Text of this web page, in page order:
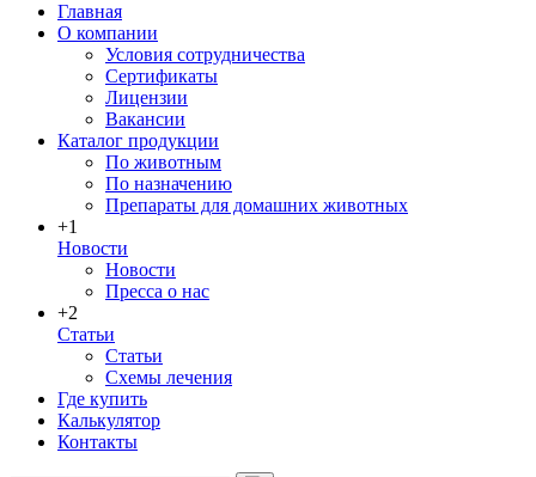
Главная
О компании
Условия сотрудничества
Сертификаты
Лицензии
Вакансии
Каталог продукции
По животным
По назначению
Препараты для домашних животных
+1
Новости
Новости
Пресса о нас
+2
Статьи
Статьи
Схемы лечения
Где купить
Калькулятор
Контакты